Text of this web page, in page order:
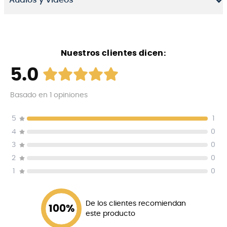
Características
Transmisión Inalámbrica: Tecnología de
transmisión que minimiza interferencias y ofrece
Nuestros clientes dicen:
5.0
Basado en opiniones
5
4
0
3
0
2
0
0
100%
De los clientes recomiendan
este producto